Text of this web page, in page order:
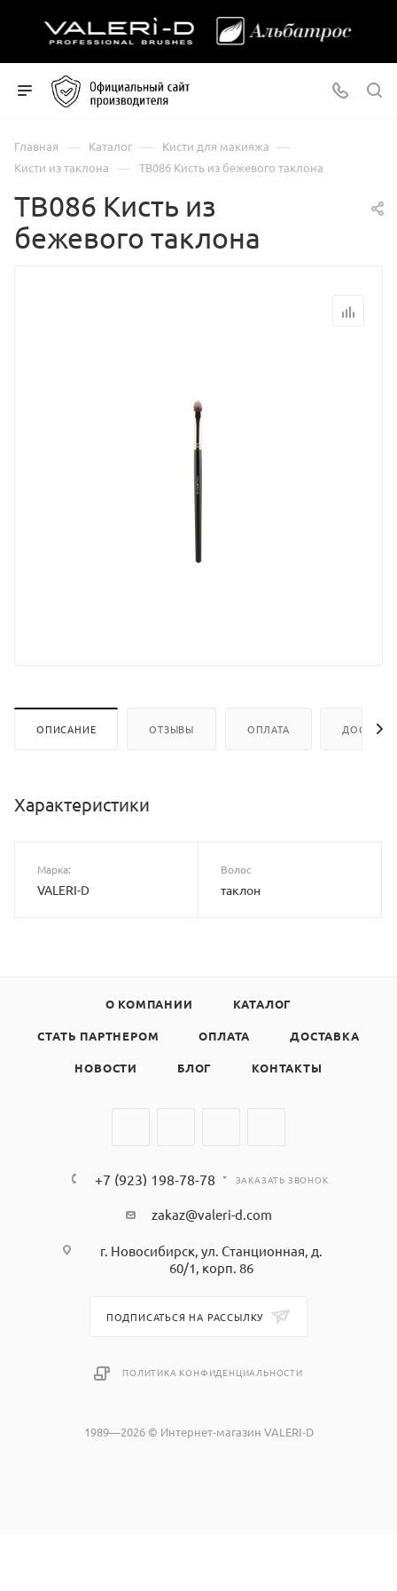
Главная — Каталог — Кисти для макияжа —
Кисти из таклона — ТВ086 Кисть из бежевого таклона
ТВ086 Кисть из
бежевого таклона
ОПИСАНИЕ ОТЗЫВЫ ОПЛАТА
Характеристики
Марка:
VALERI-D
Волос
таклон
О КОМПАНИИ КАТАЛОГ
СТАТЬ ПАРТНЕРОМ ОПЛАТА ДОСТАВКА
НОВОСТИ БЛОГ КОНТАКТЫ
+7 (923) 198-78-78 ЗАКАЗАТЬ ЗВОНОК
zakaz@valeri-d.com
г. Новосибирск, ул. Станционная, д.
60/1, корп. 86
ПОДПИСАТЬСЯ НА РАССЫЛКУ
ПОЛИТИКА КОНФИДЕНЦИАЛЬНОСТИ
1989—2026 © Интернет-магазин VALERI-D